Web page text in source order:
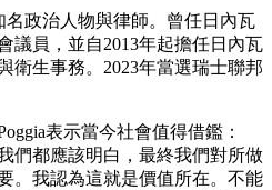
名政治人物與律師。曾任日內瓦
議員，並自2013年起擔任日內瓦
衛生事務。2023年當選瑞士聯邦
表示當今社會值得借鑑：
們都應該明白，最終我們對所做
。我認為這就是價值所在。不能